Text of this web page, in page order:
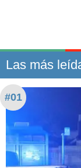
Las más
#01